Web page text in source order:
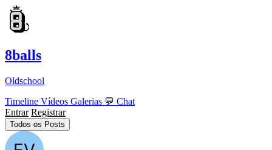
8balls
Oldschool
Timeline Vídeos Galerias 💬 Chat
Entrar Registrar
Todos os Posts